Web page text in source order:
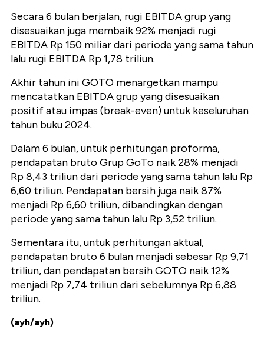
Secara 6 bulan berjalan, rugi EBITDA grup yang
disesuaikan juga membaik 92% menjadi rugi
EBITDA Rp 150 miliar dari periode yang sama tahun
lalu rugi EBITDA Rp 1,78 triliun.
Akhir tahun ini GOTO menargetkan mampu
mencatatkan EBITDA grup yang disesuaikan
positif atau impas (break-even) untuk keseluruhan
tahun buku 2024.
Dalam 6 bulan, untuk perhitungan proforma,
pendapatan bruto Grup GoTo naik 28% menjadi
Rp 8,43 triliun dari periode yang sama tahun lalu Rp
6,60 triliun. Pendapatan bersih juga naik 87%
menjadi Rp 6,60 triliun, dibandingkan dengan
periode yang sama tahun lalu Rp 3,52 triliun.
Sementara itu, untuk perhitungan aktual,
pendapatan bruto 6 bulan menjadi sebesar Rp 9,71
triliun, dan pendapatan bersih GOTO naik 12%
menjadi Rp 7,74 triliun dari sebelumnya Rp 6,88
triliun.
(ayh/ayh)